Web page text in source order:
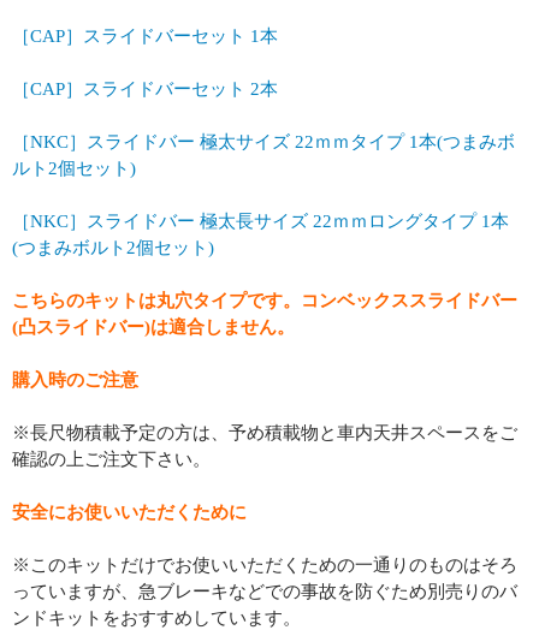
［CAP］スライドバーセット 1本
［CAP］スライドバーセット 2本
［NKC］スライドバー 極太サイズ 22ｍｍタイプ 1本(つまみボ
ルト2個セット)
［NKC］スライドバー 極太長サイズ 22ｍｍロングタイプ 1本
(つまみボルト2個セット)
こちらのキットは丸穴タイプです。コンベックススライドバー
(凸スライドバー)は適合しません。
購入時のご注意
※長尺物積載予定の方は、予め積載物と車内天井スペースをご
確認の上ご注文下さい。
安全にお使いいただくために
※このキットだけでお使いいただくための一通りのものはそろ
っていますが、急ブレーキなどでの事故を防ぐため別売りのバ
ンドキットをおすすめしています。